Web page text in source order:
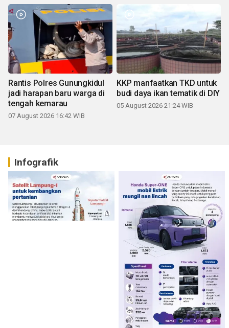
Rantis Polres Gunungkidul
jadi harapan baru warga di
tengah kemarau
07 August 2026 16:42 WIB
KKP manfaatkan TKD untuk
budi daya ikan tematik di DIY
05 August 2026 21:24 WIB
Infografik